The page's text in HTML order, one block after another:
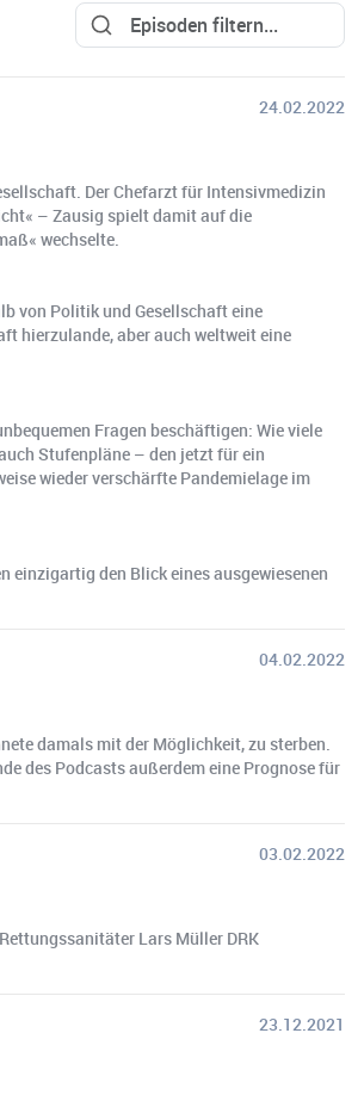
24.02.2022
Der Chefarzt für Intensivmedizin
– Zausig spielt damit auf die
wechselte.
von Politik und Gesellschaft eine
hierzulande, aber auch weltweit eine
Fragen beschäftigen: Wie viele
Stufenpläne – den jetzt für ein
wieder verschärfte Pandemielage im
einzigartig den Blick eines ausgewiesenen
04.02.2022
da­mals mit der Mög­lich­keit, zu ster­ben.
des Podcasts außerdem eine Prognose für
03.02.2022
Lars Müller DRK
23.12.2021